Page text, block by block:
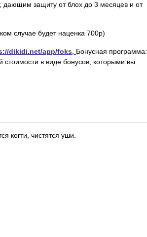
дающим защиту от блох до 3 месяцев и от
случае будет наценка 700р)
dikidi.net/app/foks, Бонусная программа:
в виде бонусов, которыми вы
когти, чистятся уши.